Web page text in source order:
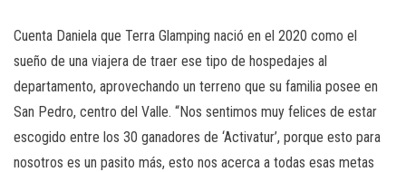
Cuenta Daniela que Terra Glamping nació en el 2020 como el
sueño de una viajera de traer ese tipo de hospedajes al
departamento, aprovechando un terreno que su familia posee en
San Pedro, centro del Valle. “Nos sentimos muy felices de estar
escogido entre los 30 ganadores de ‘Activatur’, porque esto para
nosotros es un pasito más, esto nos acerca a todas esas metas